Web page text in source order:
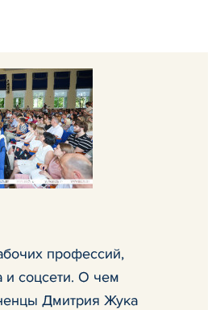
профессий,
и соцсети. О чем
Дмитрия Жука